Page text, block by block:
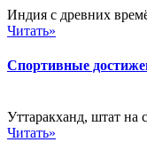
Индия с древних
Читать»
Спортивные
Уттаракханд, штат на
Читать»